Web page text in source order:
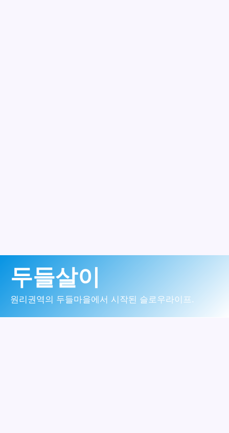
로
두들살이
원리권역의 두들마을에서 시작된 슬로우라이프.